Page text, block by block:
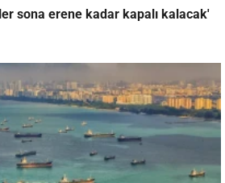
sona erene kadar kapalı kalacak'